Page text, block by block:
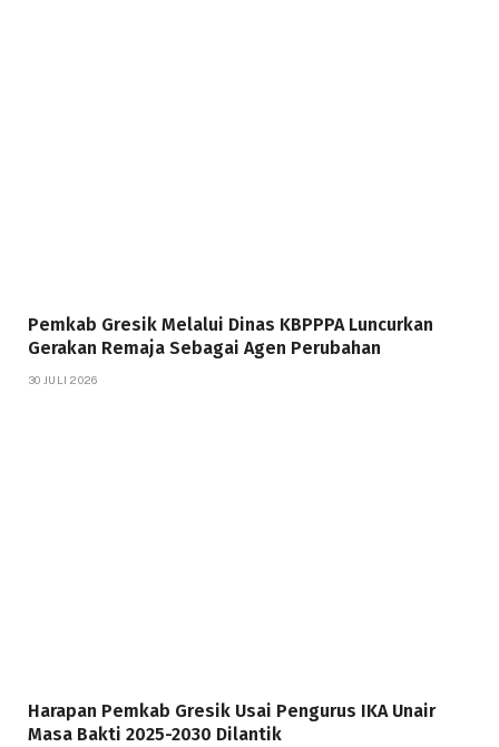
Pemkab Gresik Melalui Dinas KBPPPA Luncurkan
Gerakan Remaja Sebagai Agen Perubahan
30 JULI 2026
Harapan Pemkab Gresik Usai Pengurus IKA Unair
Masa Bakti 2025-2030 Dilantik